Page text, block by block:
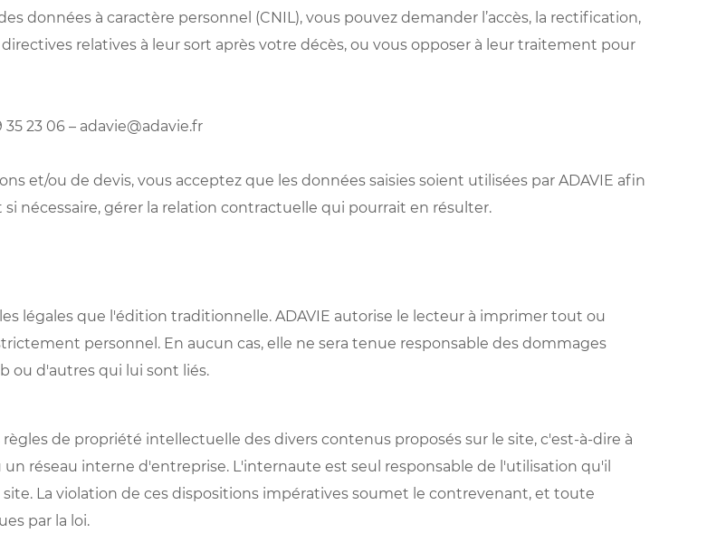
données à caractère personnel (CNIL), vous pouvez demander l’accès, la rectification,
relatives à leur sort après votre décès, ou vous opposer à leur traitement pour
35 23 06 – adavie@adavie.fr
et/ou de devis, vous acceptez que les données saisies soient utilisées par ADAVIE afin
nécessaire, gérer la relation contractuelle qui pourrait en résulter.
légales que l'édition traditionnelle. ADAVIE autorise le lecteur à imprimer tout ou
personnel. En aucun cas, elle ne sera tenue responsable des dommages
ou d'autres qui lui sont liés.
de propriété intellectuelle des divers contenus proposés sur le site, c'est-à-dire à
réseau interne d'entreprise. L'internaute est seul responsable de l'utilisation qu'il
La violation de ces dispositions impératives soumet le contrevenant, et toute
par la loi.